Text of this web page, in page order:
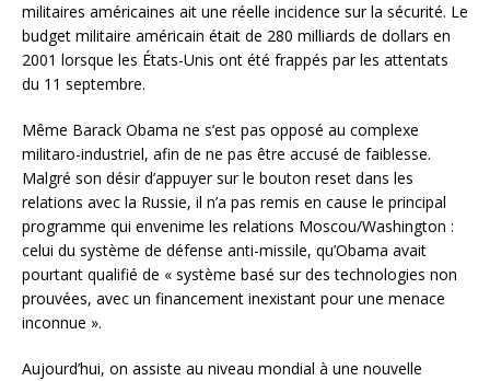
militaires américaines ait une réelle incidence sur la sécurité. Le
budget militaire américain était de 280 milliards de dollars en
2001 lorsque les États-Unis ont été frappés par les attentats
du 11 septembre.
Même Barack Obama ne s’est pas opposé au complexe
militaro-industriel, afin de ne pas être accusé de faiblesse.
Malgré son désir d’appuyer sur le bouton reset dans les
relations avec la Russie, il n’a pas remis en cause le principal
programme qui envenime les relations Moscou/Washington :
celui du système de défense anti-missile, qu’Obama avait
pourtant qualifié de « système basé sur des technologies non
prouvées, avec un financement inexistant pour une menace
inconnue ».
Aujourd’hui, on assiste au niveau mondial à une nouvelle